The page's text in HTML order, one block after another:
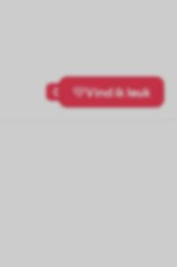
0 Vind ik leuk